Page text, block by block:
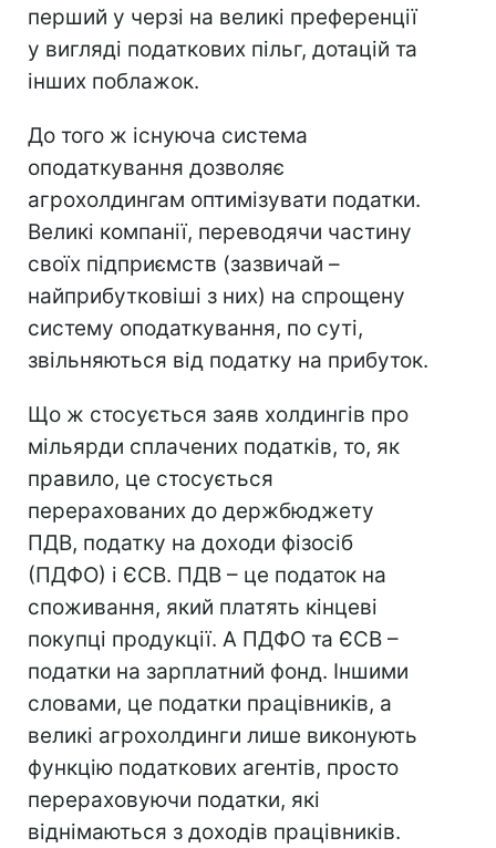
перший у черзі на великі преференції
у вигляді податкових пільг, дотацій та
інших поблажок.
До того ж існуюча система
оподаткування дозволяє
агрохолдингам оптимізувати податки.
Великі компанії, переводячи частину
своїх підприємств (зазвичай –
найприбутковіші з них) на спрощену
систему оподаткування, по суті,
звільняються від податку на прибуток.
Що ж стосується заяв холдингів про
мільярди сплачених податків, то, як
правило, це стосується
перерахованих до держбюджету
ПДВ, податку на доходи фізосіб
(ПДФО) і ЄСВ. ПДВ – це податок на
споживання, який платять кінцеві
покупці продукції. А ПДФО та ЄСВ –
податки на зарплатний фонд. Іншими
словами, це податки працівників, а
великі агрохолдинги лише виконують
функцію податкових агентів, просто
перераховуючи податки, які
віднімаються з доходів працівників.